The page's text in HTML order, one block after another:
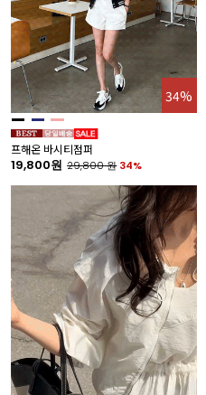
34%
프해온 바시티점퍼
19,800원 29,800원 34%